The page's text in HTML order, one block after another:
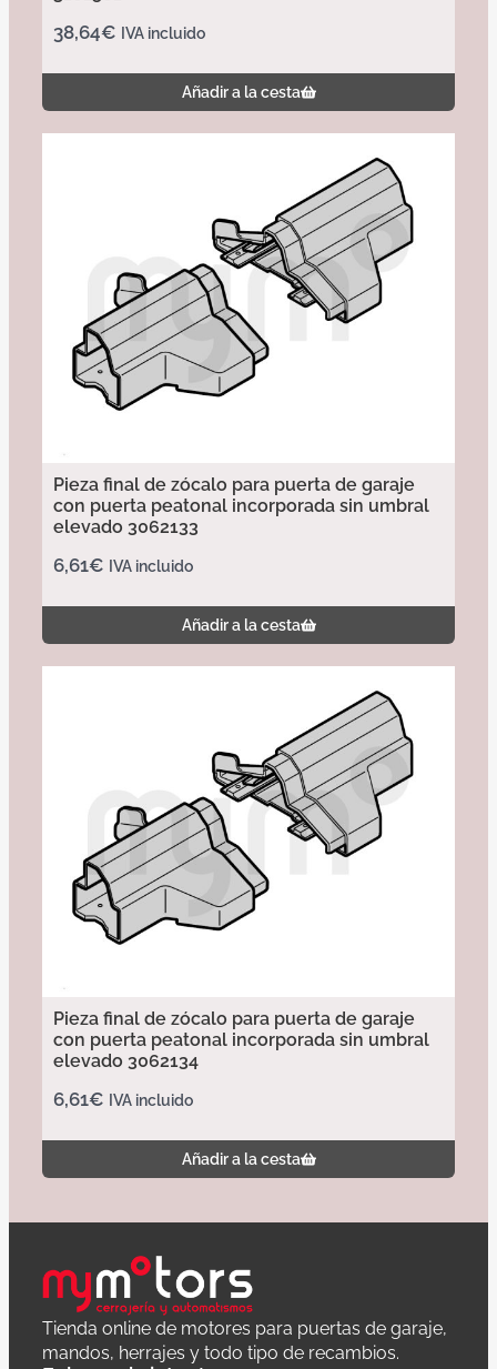
38,64€ IVA incluido
Añadir a la cesta
Pieza final de zócalo para puerta de garaje
con puerta peatonal incorporada sin umbral
elevado 3062133
6,61€ IVA incluido
Añadir a la cesta
Pieza final de zócalo para puerta de garaje
con puerta peatonal incorporada sin umbral
elevado 3062134
6,61€ IVA incluido
Añadir a la cesta
Tienda online de motores para puertas de garaje,
mandos, herrajes y todo tipo de recambios.